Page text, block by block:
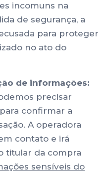
incomuns na
de segurança, a
para proteger
no ato do
de informações:
precisar
confirmar a
A operadora
contato e irá
titular da compra
sensíveis do